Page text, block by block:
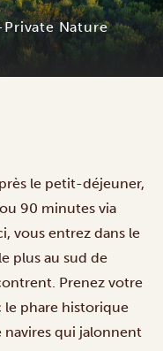
Nature
le petit-déjeuner,
90 minutes via
vous entrez dans le
plus au sud de
Prenez votre
le phare historique
navires qui jalonnent